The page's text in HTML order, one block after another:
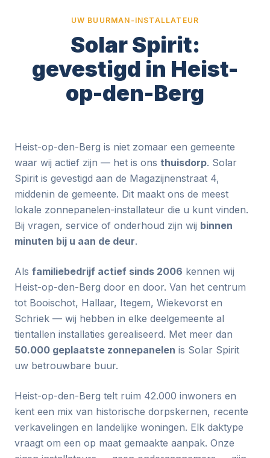
UW BUURMAN-INSTALLATEUR
Solar Spirit:
gevestigd in Heist-
op-den-Berg
Heist-op-den-Berg is niet zomaar een gemeente
waar wij actief zijn — het is ons thuisdorp. Solar
Spirit is gevestigd aan de Magazijnenstraat 4,
middenin de gemeente. Dit maakt ons de meest
lokale zonnepanelen-installateur die u kunt vinden.
Bij vragen, service of onderhoud zijn wij binnen
minuten bij u aan de deur.
Als familiebedrijf actief sinds 2006 kennen wij
Heist-op-den-Berg door en door. Van het centrum
tot Booischot, Hallaar, Itegem, Wiekevorst en
Schriek — wij hebben in elke deelgemeente al
tientallen installaties gerealiseerd. Met meer dan
50.000 geplaatste zonnepanelen is Solar Spirit
uw betrouwbare buur.
Heist-op-den-Berg telt ruim 42.000 inwoners en
kent een mix van historische dorpskernen, recente
verkavelingen en landelijke woningen. Elk daktype
vraagt om een op maat gemaakte aanpak. Onze